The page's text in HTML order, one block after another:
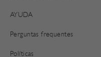
AYUDA
Perguntas frequentes
Políticas